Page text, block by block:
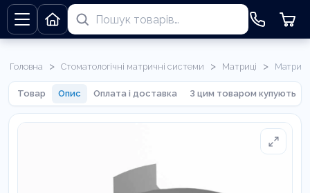
Головна > Стоматологічні матричні системи > Матриці >
Товар Опис Оплата і доставка З цим товаром купують